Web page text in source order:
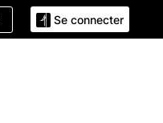
Se connecter